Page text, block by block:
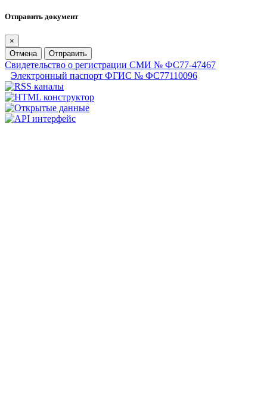
Отправить документ
×
Отмена
Отправить
Свидетельство о регистрации СМИ № ФС77-47467
Электронный паспорт ФГИС № ФС77110096